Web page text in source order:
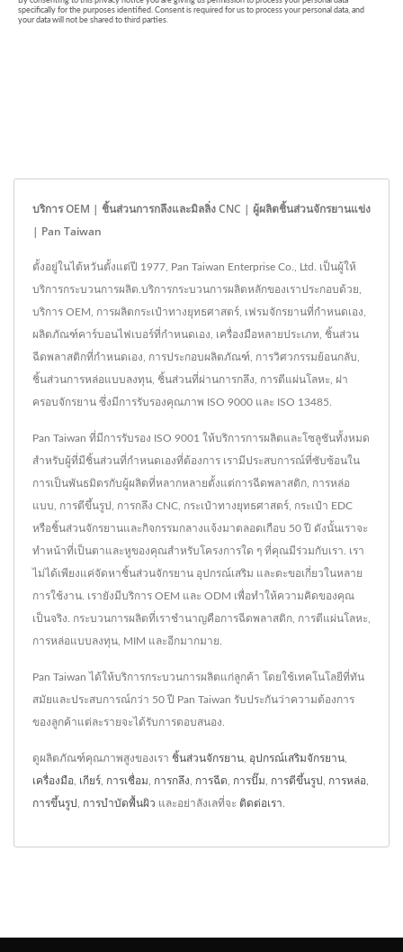
บริการ OEM | ชิ้นส่วนการกลึงและมิลลิ่ง CNC | ผู้ผลิตชิ้นส่วนจักรยานแข่ง
| Pan Taiwan
ตั้งอยู่ในไต้หวันตั้งแต่ปี 1977, Pan Taiwan Enterprise Co., Ltd. เป็นผู้ให้
บริการกระบวนการผลิต.บริการกระบวนการผลิตหลักของเราประกอบด้วย,
บริการ OEM, การผลิตกระเป๋าทางยุทธศาสตร์, เฟรมจักรยานที่กำหนดเอง,
ผลิตภัณฑ์คาร์บอนไฟเบอร์ที่กำหนดเอง, เครื่องมือหลายประเภท, ชิ้นส่วน
ฉีดพลาสติกที่กำหนดเอง, การประกอบผลิตภัณฑ์, การวิศวกรรมย้อนกลับ,
ชิ้นส่วนการหล่อแบบลงทุน, ชิ้นส่วนที่ผ่านการกลึง, การตีแผ่นโลหะ, ฝา
ครอบจักรยาน ซึ่งมีการรับรองคุณภาพ ISO 9000 และ ISO 13485.
Pan Taiwan ที่มีการรับรอง ISO 9001 ให้บริการการผลิตและโซลูชันทั้งหมด
สำหรับผู้ที่มีชิ้นส่วนที่กำหนดเองที่ต้องการ เรามีประสบการณ์ที่ซับซ้อนใน
การเป็นพันธมิตรกับผู้ผลิตที่หลากหลายตั้งแต่การฉีดพลาสติก, การหล่อ
แบบ, การตีขึ้นรูป, การกลึง CNC, กระเป๋าทางยุทธศาสตร์, กระเป๋า EDC
หรือชิ้นส่วนจักรยานและกิจกรรมกลางแจ้งมาตลอดเกือบ 50 ปี ดังนั้นเราจะ
ทำหน้าที่เป็นตาและหูของคุณสำหรับโครงการใด ๆ ที่คุณมีร่วมกับเรา. เรา
ไม่ได้เพียงแค่จัดหาชิ้นส่วนจักรยาน อุปกรณ์เสริม และตะขอเกี่ยวในหลาย
การใช้งาน. เรายังมีบริการ OEM และ ODM เพื่อทำให้ความคิดของคุณ
เป็นจริง. กระบวนการผลิตที่เราชำนาญคือการฉีดพลาสติก, การตีแผ่นโลหะ,
การหล่อแบบลงทุน, MIM และอีกมากมาย.
Pan Taiwan ได้ให้บริการกระบวนการผลิตแก่ลูกค้า โดยใช้เทคโนโลยีที่ทัน
สมัยและประสบการณ์กว่า 50 ปี Pan Taiwan รับประกันว่าความต้องการ
ของลูกค้าแต่ละรายจะได้รับการตอบสนอง.
ดูผลิตภัณฑ์คุณภาพสูงของเรา ชิ้นส่วนจักรยาน อุปกรณ์เสริมจักรยาน
เครื่องมือ เกียร์ การเชื่อม การกลึง การฉีด การปั๊ม การตีขึ้นรูป การหล่อ
การขึ้นรูป การบำบัดพื้นผิว และอย่าลังเลที่จะ ติดต่อเรา